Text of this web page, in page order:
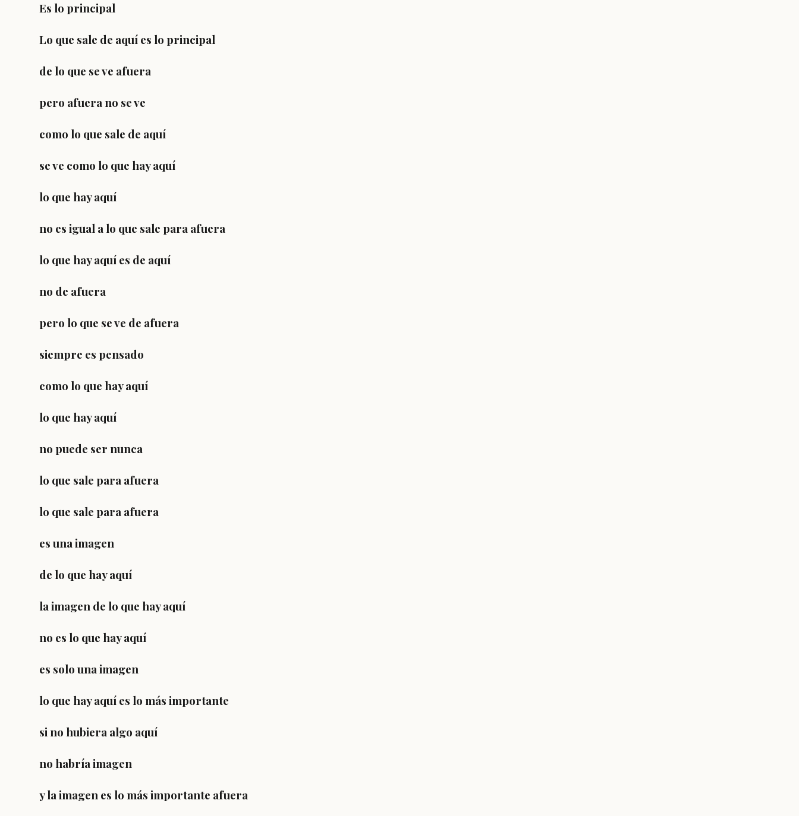
Es lo principal
Lo que sale de aquí es lo principal
de lo que se ve afuera
pero afuera no se ve
como lo que sale de aquí
se ve como lo que hay aquí
lo que hay aquí
no es igual a lo que sale para afuera
lo que hay aquí es de aquí
no de afuera
pero lo que se ve de afuera
siempre es pensado
como lo que hay aquí
lo que hay aquí
no puede ser nunca
lo que sale para afuera
lo que sale para afuera
es una imagen
de lo que hay aquí
la imagen de lo que hay aquí
no es lo que hay aquí
es solo una imagen
lo que hay aquí es lo más importante
si no hubiera algo aquí
no habría imagen
y la imagen es lo más importante afuera